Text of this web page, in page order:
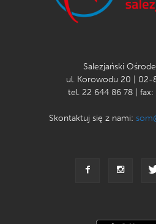
Salezjański
ul. Korowodu 20 | 02-
tel. 22 644 86 78 |
Skontaktuj się z nami: